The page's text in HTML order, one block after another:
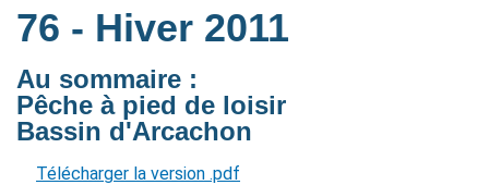
76 - Hiver 2011
Au sommaire :
Pêche à pied de loisir
Bassin d'Arcachon
Télécharger la version .pdf